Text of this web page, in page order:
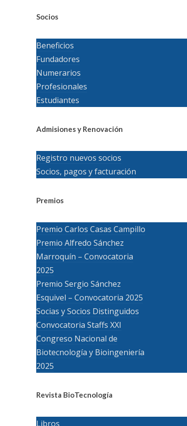
Socios
Beneficios
Fundadores
Numerarios
Profesionales
Estudiantes
Admisiones y Renovación
Registro nuevos socios
Socios, pagos y facturación
Premios
Premio Carlos Casas Campillo
Premio Alfredo Sánchez
Marroquín – Convocatoria
2025
Premio Sergio Sánchez
Esquivel – Convocatoria 2025
Socias y Socios Distinguidos
Convocatoria Staffs XXI
Congreso Nacional de
Biotecnología y Bioingeniería
2025
Revista BioTecnología
Libros